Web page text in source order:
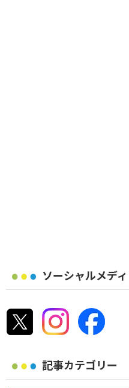
ソーシャルメデ
記事カテゴリー